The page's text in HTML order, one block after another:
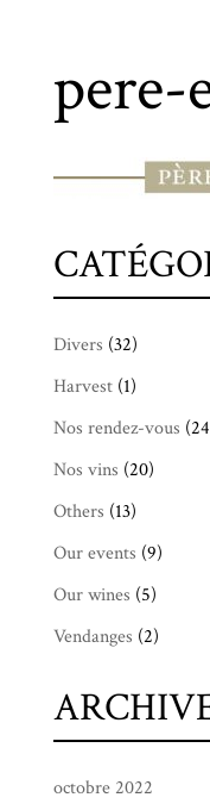
Divers (32)
Harvest(1)
Nos rendez-vous
Nos vins (20)
Others (13)
Our events (9)
Our wines (5)
Vendanges (2)
octobre 2022